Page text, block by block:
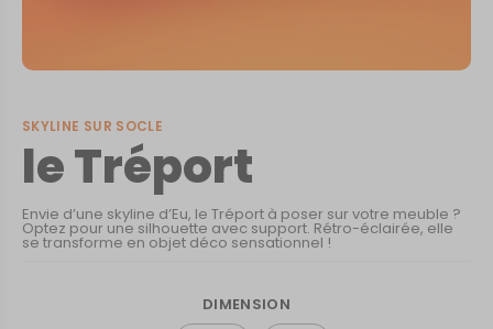
SKYLINE SUR SOCLE
le Tréport
Envie d’une skyline d’Eu, le Tréport à poser sur votre meuble ?
Optez pour une silhouette avec support. Rétro-éclairée, elle
se transforme en objet déco sensationnel !
DIMENSION